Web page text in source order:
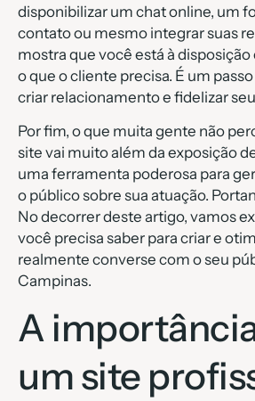
disponibilizar um chat online, um
contato ou mesmo integrar suas
mostra que você está à
o que o cliente precisa. É um
criar relacionamento e fidelizar
Por fim, o que muita gente não
site vai muito além da exposição
uma ferramenta poderosa para
o público sobre sua atuação.
No decorrer deste artigo, vamos
você precisa saber para criar e
realmente converse com o seu
Campinas.
A
um site